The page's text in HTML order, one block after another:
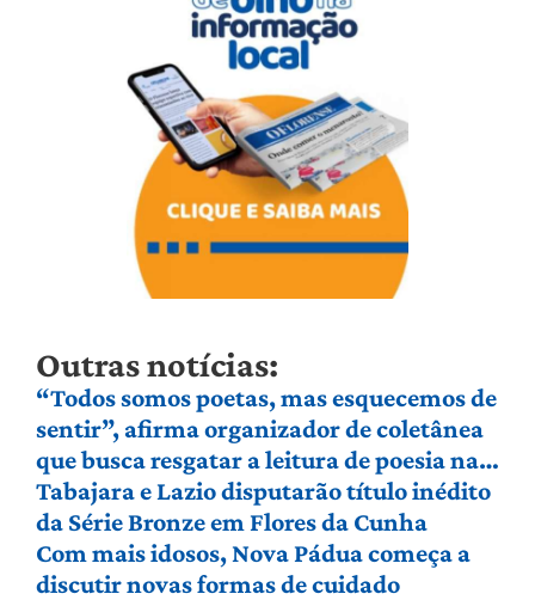
Outras notícias:
“Todos somos poetas, mas esquecemos de
sentir”, afirma organizador de coletânea
que busca resgatar a leitura de poesia na
Serra Gaúcha
Tabajara e Lazio disputarão título inédito
da Série Bronze em Flores da Cunha
Com mais idosos, Nova Pádua começa a
discutir novas formas de cuidado